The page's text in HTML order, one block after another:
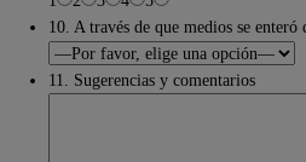
10. A través de que medios se
11. Sugerencias y comentarios